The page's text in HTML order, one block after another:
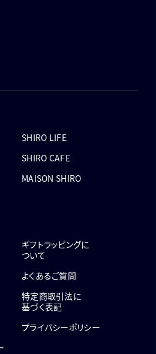
SHIRO LIFE
SHIRO CAFE
MAISON SHIRO
ギフトラッピングに
ついて
よくあるご質問
特定商取引法に
基づく表記
プライバシーポリシー